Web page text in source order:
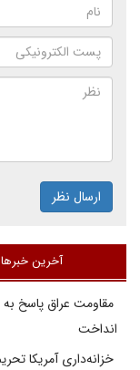
ارسال نظر
آخرین خبرها
مقاومت عراق پاسخ
انداخت
خزانه‌داری آمریکا